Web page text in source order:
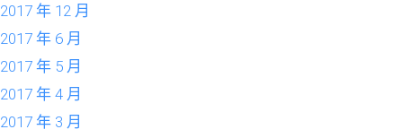
2017 年 12 月
2017 年 6 月
2017 年 5 月
2017 年 4 月
2017 年 3 月